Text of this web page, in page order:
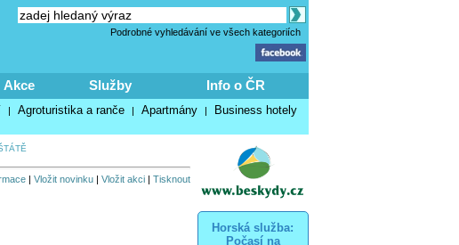
Podrobné vyhledávání ve všech kategoriích
Akce Služby Info o ČR
| Agroturistika a ranče | Apartmány | Business hotely
| Vložit novinku| Vložit akci| Tisknout
Horská služba:
Počasí na